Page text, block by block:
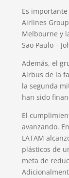
Es
Airlines
Melbourne y
Sao Paulo –
Además, el
Airbus de la
la segunda
han sido
El
avanzando.
LATAM
plásticos de
meta de